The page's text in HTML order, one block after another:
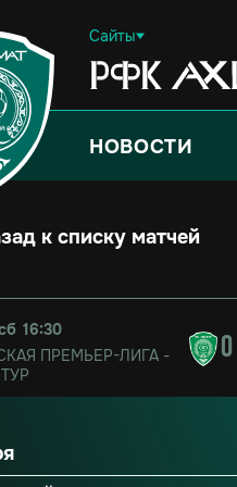
Сайты
НОВОСТИ
к списку матчей
16:30
ПРЕМЬЕР-ЛИГА -
0